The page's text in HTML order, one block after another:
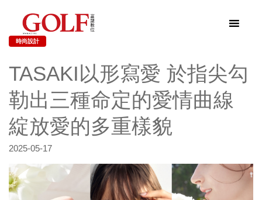
時尚設計
TASAKI以形寫愛 於指尖勾
勒出三種命定的愛情曲線
綻放愛的多重樣貌
2025-05-17